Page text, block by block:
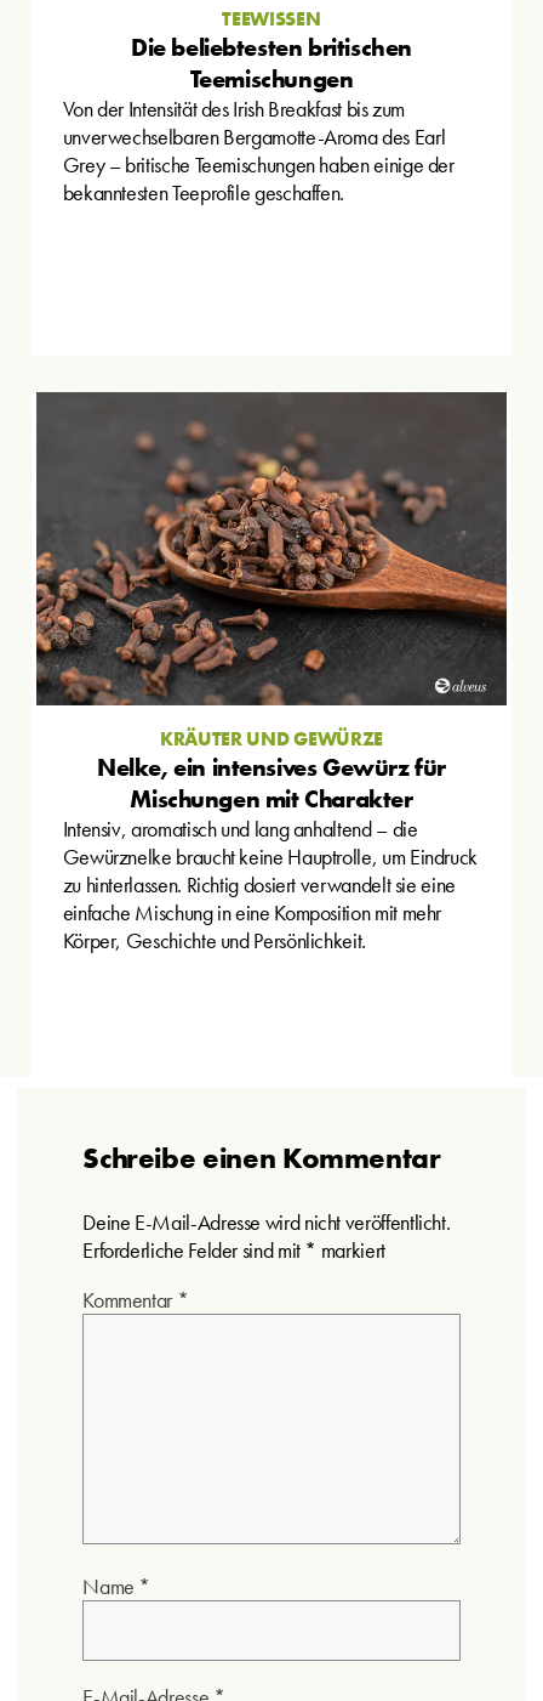
TEEWISSEN
Die beliebtesten britischen
Teemischungen
Von der Intensität des Irish Breakfast bis zum
unverwechselbaren Bergamotte-Aroma des Earl
Grey – britische Teemischungen haben einige der
bekanntesten Teeprofile geschaffen.
KRÄUTER UND GEWÜRZE
Nelke, ein intensives Gewürz für
Mischungen mit Charakter
Intensiv, aromatisch und lang anhaltend – die
Gewürznelke braucht keine Hauptrolle, um Eindruck
zu hinterlassen. Richtig dosiert verwandelt sie eine
einfache Mischung in eine Komposition mit mehr
Körper, Geschichte und Persönlichkeit.
Schreibe einen Kommentar
Deine E-Mail-Adresse wird nicht veröffentlicht.
Erforderliche Felder sind mit * markiert
Kommentar *
Name *